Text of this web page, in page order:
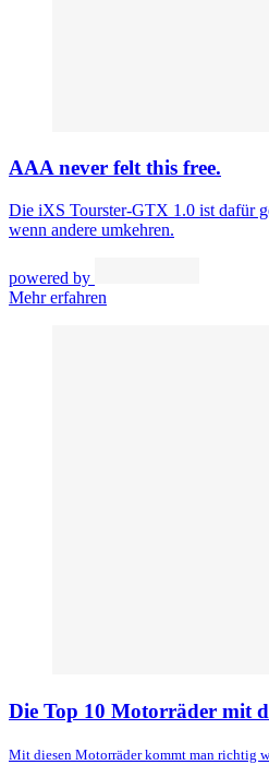
AAA never felt this free.
Die iXS Tourster-GTX 1.0 ist dafür
wenn andere umkehren.
powered by
Mehr erfahren
Die Top 10 Motorräder mit
Mit diesen Motorräder kommt man richtig